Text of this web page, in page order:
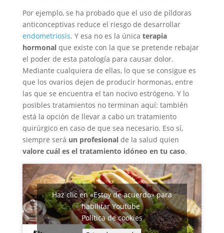
Por ejemplo, se ha probado que el uso de píldoras
anticonceptivas reduce el riesgo de desarrollar
endometriosis. Y esa no es la única terapia
hormonalque existe con la que se pretende rebajar
el poder de esta patología para causar dolor.
Mediante cualquiera de ellas, lo que se consigue es
que los ovarios dejen de producir hormonas, entre
las que se encuentra el tan nocivo estrógeno. Y lo
posibles tratamientos no terminan aquí: también
está la opción de llevar a cabo un tratamiento
quirúrgico en caso de que sea necesario. Eso sí,
siempre será un profesionalde la salud quien
valore cuál es el tratamiento idóneo en tu caso.
Haz clic en «Estoy de acuerdo» para
habilitar Youtube
Política de cookies